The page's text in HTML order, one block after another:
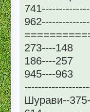
273----148
186----257
945----963
Шурави--